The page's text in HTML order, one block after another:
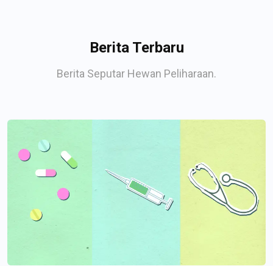
Berita Terbaru
Berita Seputar Hewan Peliharaan.